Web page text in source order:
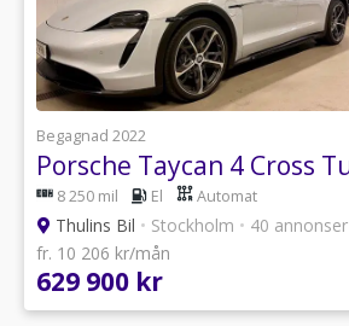
Begagnad 2022
8 250 mil El Automat
Thulins Bil • Stockholm • 40 annonser
fr. 10 206 kr/mån
629 900 kr